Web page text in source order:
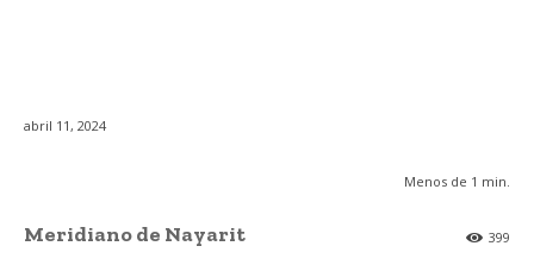
abril 11, 2024
Menos de 1 min.
399
Meridiano de Nayarit